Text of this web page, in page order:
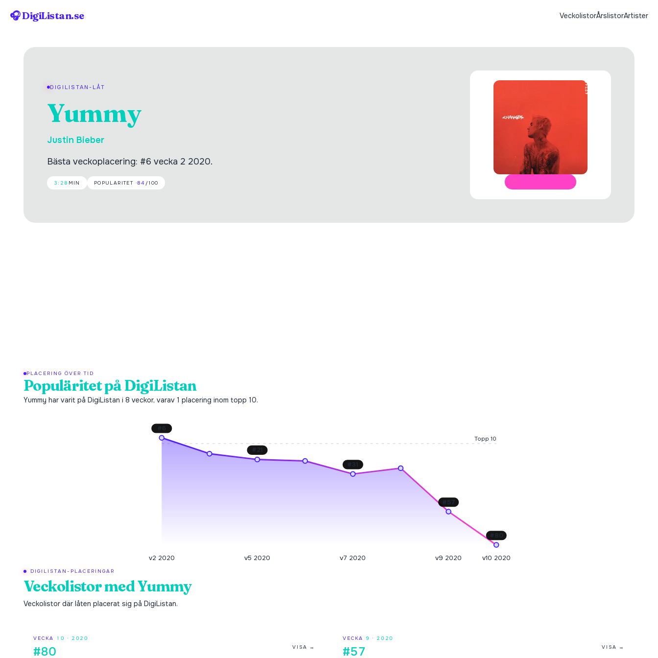
🎧 DigiListan.se VeckolistorÅrslistorArtister
DIGILISTAN-LÅT
Yummy
Justin Bieber
Bästa veckoplacering: #6 vecka 2 2020.
3:28 MIN POPULARITET ·84 /100
PLACERING ÖVER TID
Populäritet på DigiListan
Yummy har varit på DigiListan i 8 veckor, varav 1 placering inom topp 10.
Topp 10
#6
#21
#31
#57
#80
v2 2020 v5 2020 v7 2020 v9 2020 v10 2020
DIGILISTAN-PLACERINGAR
Veckolistor medYummy
Veckolistor där låten placerat sig på DigiListan.
VECKA 10 · 2020
#80 VISA →
VECKA 9 · 2020
#57 VISA →